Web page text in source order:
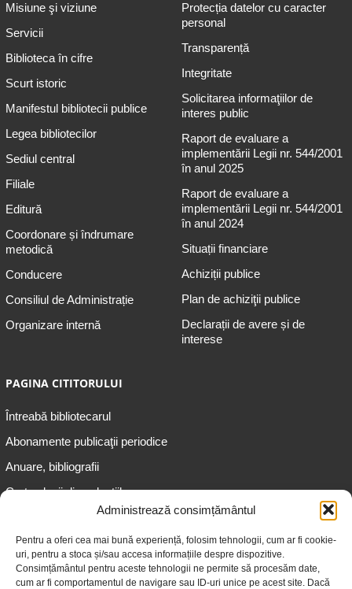
Administrează consimțământul
Pentru a oferi cea mai bună experiență, folosim tehnologii, cum ar fi cookie-
uri, pentru a stoca și/sau accesa informațiile despre dispozitive.
Consimțământul pentru aceste tehnologii ne permite să procesăm date,
cum ar fi comportamentul de navigare sau ID-uri unice pe acest site. Dacă
Misiune şi viziune
Servicii
Biblioteca în cifre
Scurt istoric
Manifestul bibliotecii publice
Legea bibliotecilor
Sediul central
Filiale
Editură
Coordonare și îndrumare
metodică
Conducere
Consiliul de Administrație
Organizare internă
Protecția datelor cu caracter
personal
Transparență
Integritate
Solicitarea informaţiilor de
interes public
Raport de evaluare a
implementării Legii nr. 544/2001
în anul 2025
Raport de evaluare a
implementării Legii nr. 544/2001
în anul 2024
Situații financiare
Achiziții publice
Plan de achiziţii publice
Declarații de avere și de
interese
PAGINA CITITORULUI
Întreabă bibliotecarul
Abonamente publicaţii periodice
Anuare, bibliografii
Cartea lunii din colecțiile
Informații pentru adolescenți
Informații pentru adulți